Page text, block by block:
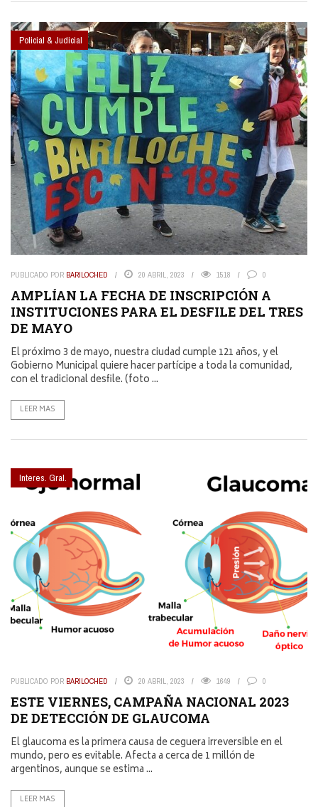
Policial & Judicial
PUBLICADO POR BARILOCHED 20 ABRIL, 2023 1518 0
AMPLÍAN LA FECHA DE INSCRIPCIÓN A
INSTITUCIONES PARA EL DESFILE DEL TRES
DE MAYO
El próximo 3 de mayo, nuestra ciudad cumple 121 años, y el
Gobierno Municipal quiere hacer partícipe a toda la comunidad,
con el tradicional desfile. (foto ...
LEER MAS
Interes. Gral.
PUBLICADO POR BARILOCHED 20 ABRIL, 2023 1649 0
ESTE VIERNES, CAMPAÑA NACIONAL 2023
DE DETECCIÓN DE GLAUCOMA
El glaucoma es la primera causa de ceguera irreversible en el
mundo, pero es evitable. Afecta a cerca de 1 millón de
argentinos, aunque se estima ...
LEER MAS